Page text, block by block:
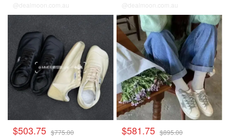
@dealmoon.com.au @dealmoon.com.au
$503.75 $775.00 $581.75 $895.00